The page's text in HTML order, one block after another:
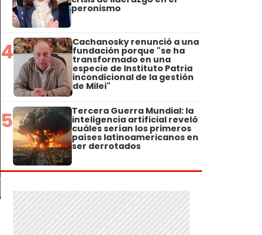
peronismo
4 Cachanosky renunció a una
fundación porque "se ha
transformado en una
especie de Instituto Patria
incondicional de la gestión
de Milei"
5 Tercera Guerra Mundial: la
inteligencia artificial reveló
cuáles serían los primeros
países latinoamericanos en
ser derrotados